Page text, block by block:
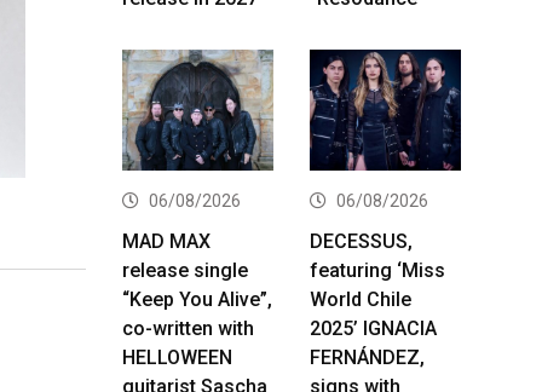
06/08/2026
MAD MAX
release single
“Keep You Alive”,
co-written with
HELLOWEEN
guitarist Sascha
06/08/2026
DECESSUS,
featuring ‘Miss
World Chile
2025’ IGNACIA
FERNÁNDEZ,
signs with